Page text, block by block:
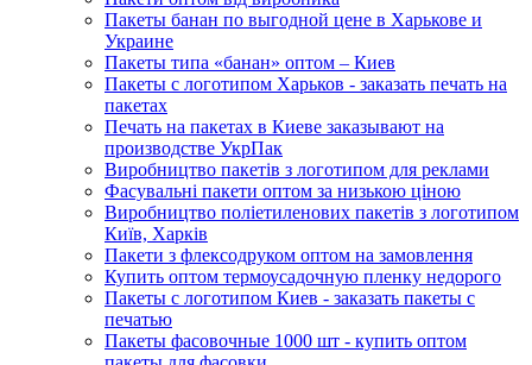
Пакеты банан по выгодной цене в Харькове и
Украине
Пакеты типа «банан» оптом – Киев
Пакеты с логотипом Харьков - заказать печать на
пакетах
Печать на пакетах в Киеве заказывают на
производстве УкрПак
Виробництво пакетів з логотипом для реклами
Фасувальні пакети оптом за низькою ціною
Виробництво поліетиленових пакетів з логотипом
Київ, Харків
Пакети з флексодруком оптом на замовлення
Купить оптом термоусадочную пленку недорого
Пакеты с логотипом Киев - заказать пакеты с
печатью
Пакеты фасовочные 1000 шт - купить оптом